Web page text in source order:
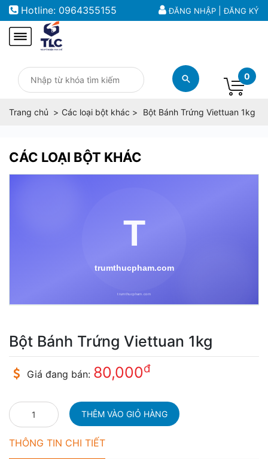
ĐĂNG NHẬP |ĐĂNG KÝ
Hotline: 0964355155
0
Trang chủ Các loại bột khác Bột Bánh Trứng Viettuan 1kg
CÁC LOẠI BỘT KHÁC
Bột Bánh Trứng Viettuan 1kg
Giá đang bán: 80,000đ
THÔNG TIN CHI TIẾT